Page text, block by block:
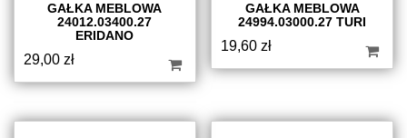
GAŁKA MEBLOWA
24012.03400.27
ERIDANO
29,00 zł
GAŁKA MEBLOWA
24994.03000.27 TURI
19,60zł